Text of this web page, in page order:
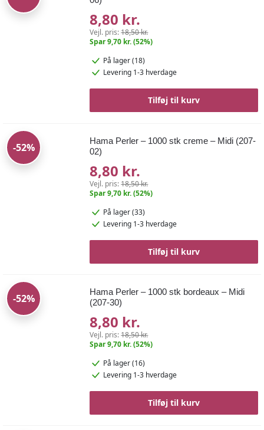
8,80 kr.
Vejl. pris:18,50 kr.
Spar 9,70 kr. (52%)
På lager (18)
Levering 1-3 hverdage
Tilføj til kurv
-52%
Hama Perler – 1000 stk creme – Midi (207-
02)
8,80 kr.
Vejl. pris:18,50 kr.
Spar 9,70 kr. (52%)
På lager (33)
Levering 1-3 hverdage
Tilføj til kurv
-52%
Hama Perler – 1000 stk bordeaux – Midi
(207-30)
8,80 kr.
Vejl. pris:18,50 kr.
Spar 9,70 kr. (52%)
På lager (16)
Levering 1-3 hverdage
Tilføj til kurv